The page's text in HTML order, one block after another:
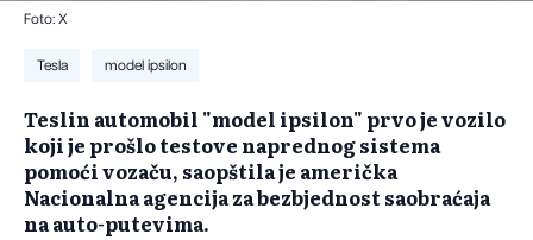
Foto: X
Tesla model ipsilon
Teslin automobil "model ipsilon" prvo je vozilo
koji je prošlo testove naprednog sistema
pomoći vozaču, saopštila je američka
Nacionalna agencija za bezbjednost saobraćaja
na auto-putevima.